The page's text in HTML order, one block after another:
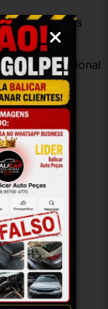
igual à das
por profissional
4b0833412
Caminhonete
Ferro
Direita
False